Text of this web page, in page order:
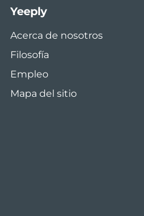
Yeeply
Acerca de nosotros
Filosofía
Empleo
Mapa del sitio